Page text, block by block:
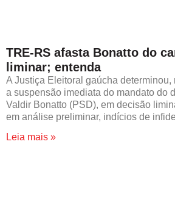
TRE-RS afasta Bonatto do
liminar; entenda
A Justiça Eleitoral gaúcha determinou,
a suspensão imediata do mandato do
Valdir Bonatto (PSD), em decisão
em análise preliminar, indícios de
Leia mais »